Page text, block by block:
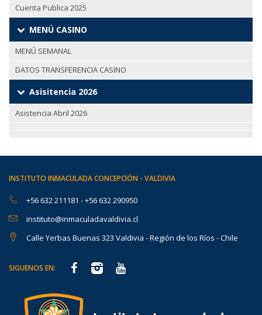
Cuenta Publica 2025
MENÚ CASINO
MENÚ SEMANAL
DATOS TRANSFERENCIA CASINO
Asisitencia 2026
Asistencia Abril 2026
INSTITUTO INMACULADA CONCEPCIÓN - VALDIVIA
+56 632 211181 -+56 632 290950
instituto@inmaculadavaldivia.cl
Calle Yerbas Buenas 323 Valdivia - Región de los Ríos - Chile
SIGUENOS EN: